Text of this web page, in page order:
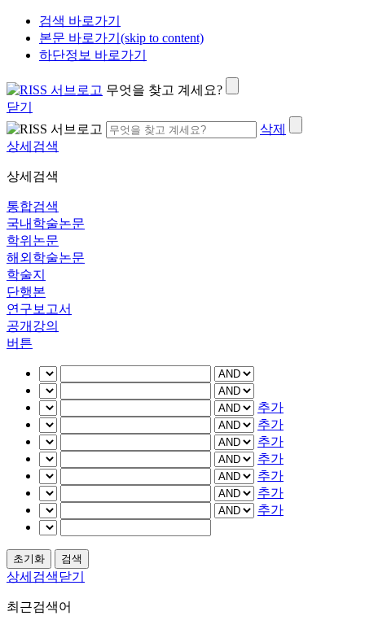
검색 바로가기
본문 바로가기(skip to content)
하단정보 바로가기
무엇을 찾고 계세요?
닫기
삭제
상세검색
상세검색
통합검색
국내학술논문
학위논문
해외학술논문
학술지
단행본
연구보고서
공개강의
버튼
추가
추가
추가
추가
추가
추가
추가
상세검색닫기
최근검색어